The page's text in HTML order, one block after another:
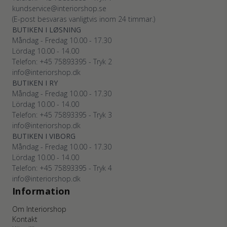
kundservice@interiorshop.se
(E-post besvaras vanligtvis inom 24 timmar.)
BUTIKEN I LØSNING
Måndag - Fredag 10.00 - 17.30
Lördag 10.00 - 14.00
Telefon: +45 75893395 - Tryk 2
info@interiorshop.dk
BUTIKEN I RY
Måndag - Fredag 10.00 - 17.30
Lördag 10.00 - 14.00
Telefon: +45 75893395 - Tryk 3
info@interiorshop.dk
BUTIKEN I VIBORG
Måndag - Fredag 10.00 - 17.30
Lördag 10.00 - 14.00
Telefon: +45 75893395 - Tryk 4
info@interiorshop.dk
Information
Om Interiorshop
Kontakt